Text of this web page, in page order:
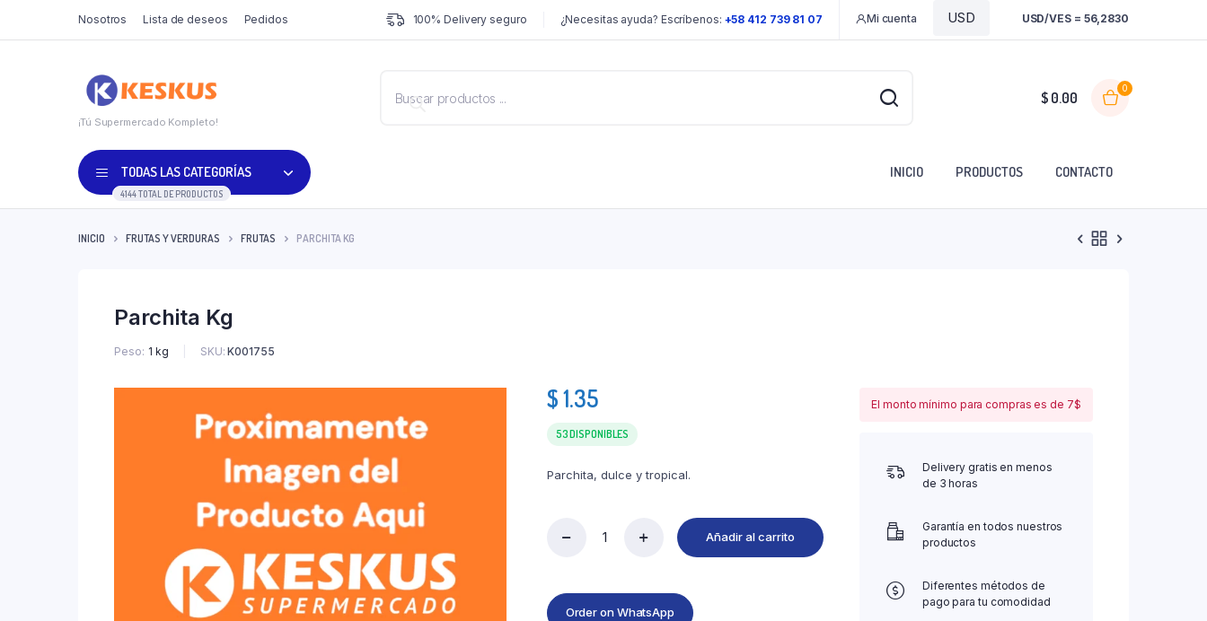
Nosotros Lista de deseos Pedidos 100% Delivery seguro ¿Necesitas ayuda? Escríbenos: +58 412 739 81 07 Mi cuenta USD/VES = 56,2830
¡Tú Supermercado Kompleto!
$ 0.00
0
TODAS LAS CATEGORÍAS
4144 TOTAL DE PRODUCTOS
INICIO PRODUCTOS CONTACTO
INICIO FRUTAS Y VERDURAS FRUTAS PARCHITA KG
Parchita Kg
Peso 1 kg SKU: K001755
$1.35
53 DISPONIBLES
Parchita, dulce y tropical.
Añadir al carrito
Order on WhatsApp
El monto mínimo para compras es de 7$
Delivery gratis en menos
de 3 horas
Garantía en todos nuestros
productos
Diferentes métodos de
pago para tu comodidad